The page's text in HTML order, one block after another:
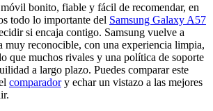
bonito, fiable y fácil de recomendar, en
todo lo importante del Samsung Galaxy A57
si encaja contigo. Samsung vuelve a
muy reconocible, con una experiencia limpia,
que muchos rivales y una política de soporte
a largo plazo. Puedes comparar este
comparadory echar un vistazo a las mejores